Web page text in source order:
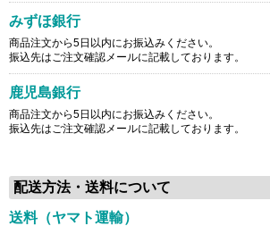
みずほ銀行
商品注文から5日以内にお振込みください。
振込先はご注文確認メールに記載しております。
鹿児島銀行
商品注文から5日以内にお振込みください。
振込先はご注文確認メールに記載しております。
配送方法・送料について
送料（ヤマト運輸）